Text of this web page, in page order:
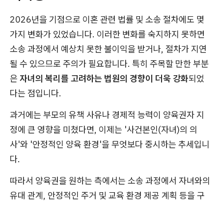
2026년을 기점으로 이혼 관련 법률 및 소송 절차에도 몇
가지 변화가 있었습니다. 이러한 변화를 숙지하지 못하면
소송 과정에서 예상치 못한 불이익을 받거나, 절차가 지연
될 수 있으므로 주의가 필요합니다. 특히 주목할 만한 부분
은 자녀의 복리를 고려하는 법원의 경향이 더욱 강화되었
다는 점입니다.
과거에는 부모의 유책 사유나 경제적 능력이 양육권자 지
정에 큰 영향을 미쳤다면, 이제는 '사건본인(자녀)의 의
사'와 '안정적인 양육 환경'을 무엇보다 중시하는 추세입니
다.
따라서 양육권을 원하는 측에서는 소송 과정에서 자녀와의
유대 관계, 안정적인 주거 및 교육 환경 제공 계획 등을 구